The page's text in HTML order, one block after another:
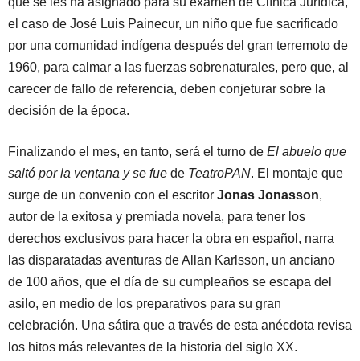
el caso de José Luis Painecur, un niño que fue sacrificado
por una comunidad indígena después del gran terremoto de
1960, para calmar a las fuerzas sobrenaturales, pero que, al
carecer de fallo de referencia, deben conjeturar sobre la
decisión de la época.
Finalizando el mes, en tanto, será el turno de El abuelo que
saltó por la ventana y se fue de TeatroPAN. El montaje que
surge de un convenio con el escritor Jonas Jonasson,
autor de la exitosa y premiada novela, para tener los
derechos exclusivos para hacer la obra en español, narra
las disparatadas aventuras de Allan Karlsson, un anciano
de 100 años, que el día de su cumpleaños se escapa del
asilo, en medio de los preparativos para su gran
celebración. Una sátira que a través de esta anécdota revisa
los hitos más relevantes de la historia del siglo XX.